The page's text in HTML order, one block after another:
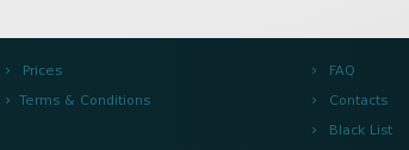
Prices
Terms & Conditions
FAQ
Contacts
Black List